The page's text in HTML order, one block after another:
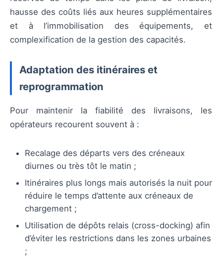
hausse des coûts liés aux heures supplémentaires
et à l’immobilisation des équipements, et
complexification de la gestion des capacités.
Adaptation des itinéraires et
reprogrammation
Pour maintenir la fiabilité des livraisons, les
opérateurs recourent souvent à :
Recalage des départs vers des créneaux
diurnes ou très tôt le matin ;
Itinéraires plus longs mais autorisés la nuit pour
réduire le temps d’attente aux créneaux de
chargement ;
Utilisation de dépôts relais (cross-docking) afin
d’éviter les restrictions dans les zones urbaines
;